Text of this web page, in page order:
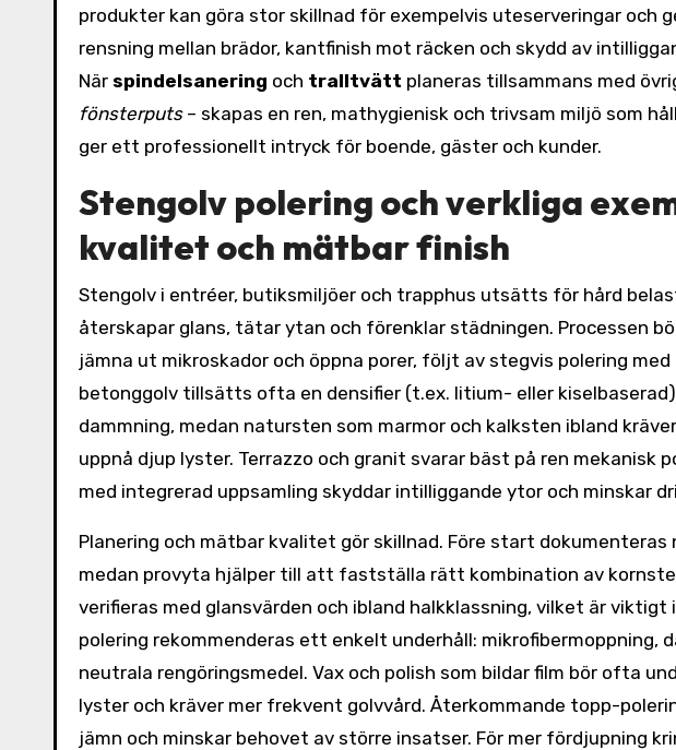
produkter kan göra stor skillnad för exempelvis uteserveringar och
rensning mellan brädor, kantfinish mot räcken och skydd av
När spindelsanering och tralltvätt planeras tillsammans med
fönsterputs– skapas en ren, mathygienisk och trivsam miljö som
ger ett professionellt intryck för boende, gäster och kunder.
Stengolv polering och verkliga
kvalitet och mätbar finish
Stengolv i entréer, butiksmiljöer och trapphus utsätts för hård
återskapar glans, tätar ytan och förenklar städningen. Processen
jämna ut mikroskador och öppna porer, följt av stegvis polering
betonggolv tillsätts ofta en densifier (t.ex. litium- eller
dammning, medan natursten som marmor och kalksten ibland
uppnå djup lyster. Terrazzo och granit svarar bäst på ren
med integrerad uppsamling skyddar intilliggande ytor och minskar
Planering och mätbar kvalitet gör skillnad. Före start
medan provyta hjälper till att fastställa rätt kombination av
verifieras med glansvärden och ibland halkklassning, vilket är
polering rekommenderas ett enkelt underhåll: mikrofibermoppning,
neutrala rengöringsmedel. Vax och polish som bildar film bör ofta
lyster och kräver mer frekvent golvvård. Återkommande topp-
jämn och minskar behovet av större insatser. För mer fördjupning